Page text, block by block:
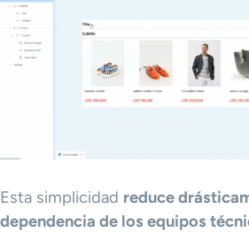
Esta simplicidad reduce
dependencia de los equipos